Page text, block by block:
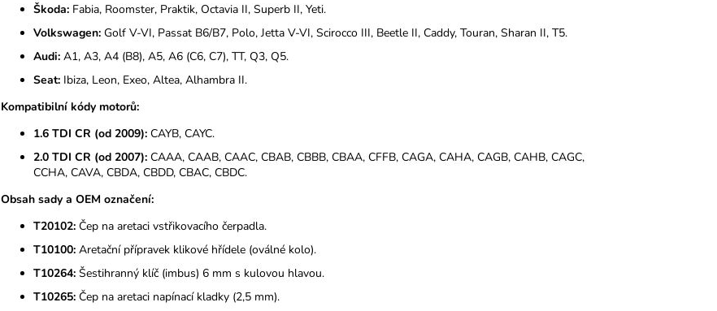
Škoda: Fabia, Roomster, Praktik, Octavia II, Superb II, Yeti.
Volkswagen: Golf V-VI, Passat B6/B7, Polo, Jetta V-VI, Scirocco III, Beetle II, Caddy, Touran, Sharan II, T5.
Audi: A1, A3, A4 (B8), A5, A6 (C6, C7), TT, Q3, Q5.
Seat: Ibiza, Leon, Exeo, Altea, Alhambra II.
Kompatibilní kódy motorů:
1.6 TDI CR (od 2009): CAYB, CAYC.
2.0 TDI CR (od 2007): CAAA, CAAB, CAAC, CBAB, CBBB, CBAA, CFFB, CAGA, CAHA, CAGB, CAHB, CAGC,
CCHA, CAVA, CBDA, CBDD, CBAC, CBDC.
Obsah sady a OEM označení:
T20102: Čep na aretaci vstřikovacího čerpadla.
T10100: Aretační přípravek klikové hřídele (oválné kolo).
T10264: Šestihranný klíč (imbus) 6 mm s kulovou hlavou.
T10265: Čep na aretaci napínací kladky (2,5 mm).